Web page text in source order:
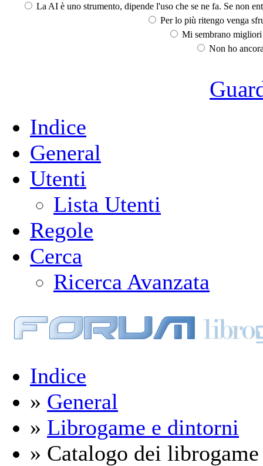
La AI è uno strumento, dipende l'uso che se ne fa. Se non
Per lo più ritengo venga
Mi sembrano
Non ho
Indice
General
Utenti
Lista Utenti
Regole
Cerca
Ricerca Avanzata
Indice
» General
» Librogame e dintorni
» Catalogo dei